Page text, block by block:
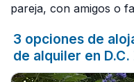
pareja, con amigos o
3 opciones de
de alquiler en